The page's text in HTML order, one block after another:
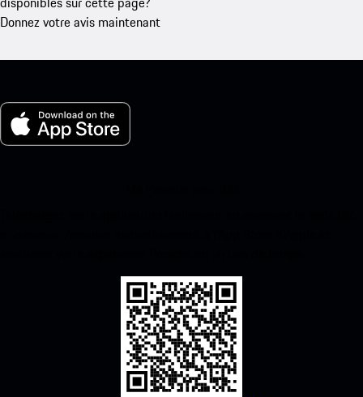
Donnez votre avis maintenant